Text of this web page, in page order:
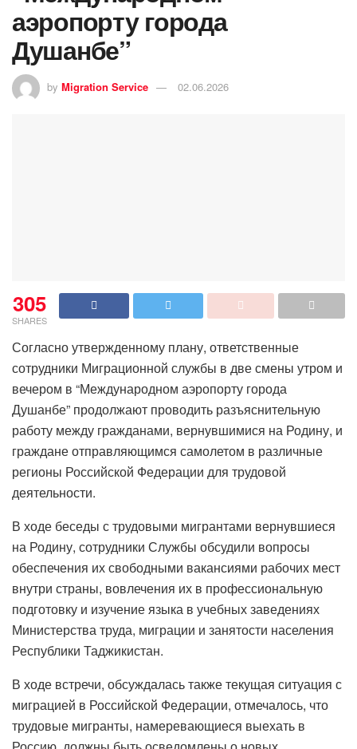
аэропорту города
Душанбе”
by Migration Service 02.06.2026
305
SHARES
Согласно утвержденному плану, ответственные
сотрудники Миграционной службы в две смены утром и
вечером в “Международном аэропорту города
Душанбе” продолжают проводить разъяснительную
работу между гражданами, вернувшимися на Родину, и
граждане отправляющимся самолетом в различные
регионы Российской Федерации для трудовой
деятельности.
В ходе беседы с трудовыми мигрантами вернувшиеся
на Родину, сотрудники Службы обсудили вопросы
обеспечения их свободными вакансиями рабочих мест
внутри страны, вовлечения их в профессиональную
подготовку и изучение языка в учебных заведениях
Министерства труда, миграции и занятости населения
Республики Таджикистан.
В ходе встречи, обсуждалась также текущая ситуация с
миграцией в Российской Федерации, отмечалось, что
трудовые мигранты, намеревающиеся выехать в